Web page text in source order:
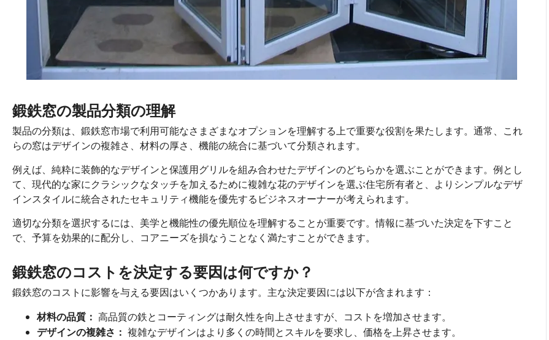
鍛鉄窓の製品分類の理解
製品の分類は、鍛鉄窓市場で利用可能なさまざまなオプションを理解する上で重要な役割を果たします。通常、これ
らの窓はデザインの複雑さ、材料の厚さ、機能の統合に基づいて分類されます。
例えば、純粋に装飾的なデザインと保護用グリルを組み合わせたデザインのどちらかを選ぶことができます。例とし
て、現代的な家にクラシックなタッチを加えるために複雑な花のデザインを選ぶ住宅所有者と、よりシンプルなデザ
インスタイルに統合されたセキュリティ機能を優先するビジネスオーナーが考えられます。
適切な分類を選択するには、美学と機能性の優先順位を理解することが重要です。情報に基づいた決定を下すこと
で、予算を効果的に配分し、コアニーズを損なうことなく満たすことができます。
鍛鉄窓のコストを決定する要因は何ですか？
鍛鉄窓のコストに影響を与える要因はいくつかあります。主な決定要因には以下が含まれます：
材料の品質： 高品質の鉄とコーティングは耐久性を向上させますが、コストを増加させます。
デザインの複雑さ： 複雑なデザインはより多くの時間とスキルを要求し、価格を上昇させます。